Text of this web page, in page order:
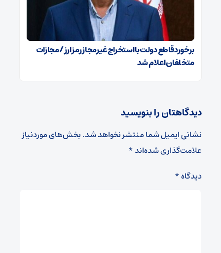
برخورد قاطع دولت با استخراج غیرمجاز رمز ارز / مجازات
متخلفان اعلام شد
دیدگاهتان را بنویسید
نشانی ایمیل شما منتشر نخواهد شد.بخش‌های موردنیاز
علامت‌گذاری شده‌اند*
دیدگاه*